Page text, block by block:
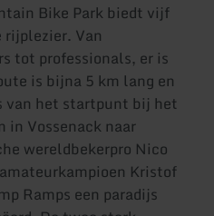
Bike Park biedt vijf
Van
tot professionals, er is
is bijna 5 km lang en
van het startpunt bij het
in Vossenack naar
wereldbekerpro Nico
Kristof
Ramps een paradijs